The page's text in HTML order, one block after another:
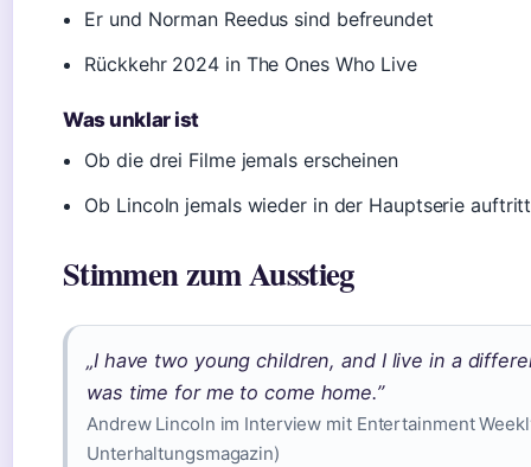
Er und Norman Reedus sind befreundet
Rückkehr 2024 in The Ones Who Live
Was unklar ist
Ob die drei Filme jemals erscheinen
Ob Lincoln jemals wieder in der Hauptserie auftritt
Stimmen zum Ausstieg
„I have two young children, and I live in a
was time for me to come home.”
Andrew Lincoln im Interview mit Entertainment
Unterhaltungsmagazin)